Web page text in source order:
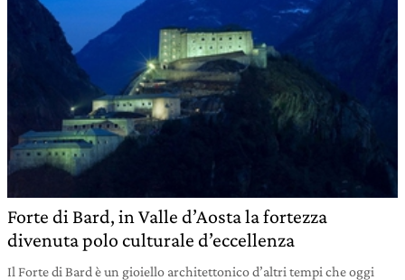
Forte di Bard, in Valle d’Aosta la fortezza
divenuta polo culturale d’eccellenza
Il Forte di Bard è un gioiello architettonico d’altri tempi che oggi